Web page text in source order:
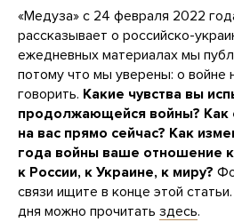
«Медуза» с 24 февраля 2022
рассказывает о российско-
ежедневных материалах мы
потому что мы уверены: о войне
говорить. Какие чувства вы
продолжающейся войны? Как
на вас прямо сейчас? Как
года войны ваше отношение
к России, к Украине, к миру?
связи ищите в конце этой
дня можно прочитать здесь.